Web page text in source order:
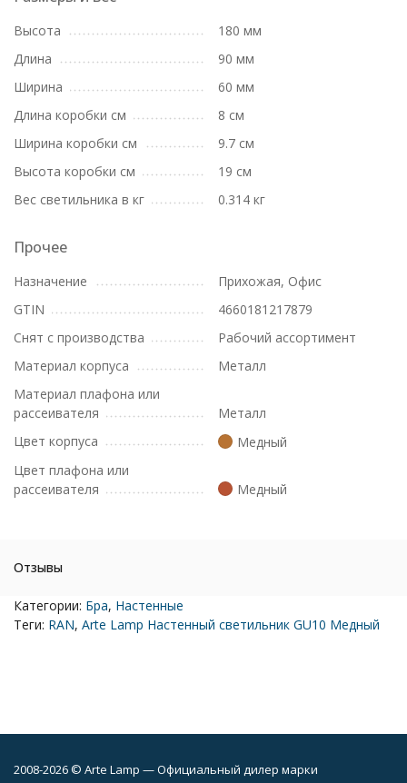
Высота
180 мм
Длина
90 мм
Ширина
60 мм
Длина коробки см
8 см
Ширина коробки см
9.7 см
Высота коробки см
19 см
Вес светильника в кг
0.314 кг
Прочее
Назначение
Прихожая, Офис
GTIN
4660181217879
Снят с производства
Рабочий ассортимент
Материал корпуса
Металл
Материал плафона или
рассеивателя
Металл
Цвет корпуса
Медный
Цвет плафона или
рассеивателя
Медный
Отзывы
Категории: Бра, Настенные
Теги: RAN, Arte Lamp Настенный светильник GU10 Медный
2008-2026 © Arte Lamp — Официальный дилер марки